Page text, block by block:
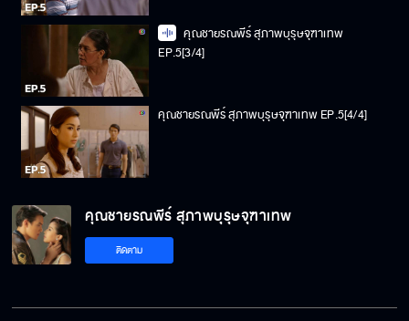
คุณชายรณพีร์ สุภาพบุรุษจุฑาเทพ
EP.5[3/4]
คุณชายรณพีร์ สุภาพบุรุษจุฑาเทพ EP.5[4/4]
คุณชายรณพีร์ สุภาพบุรุษจุฑาเทพ
ติดตาม